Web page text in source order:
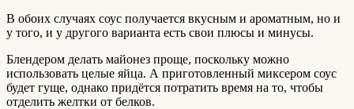
В обоих случаях соус получается вкусным и ароматным, но и
у того, и у другого варианта есть свои плюсы и минусы.
Блендером делать майонез проще, поскольку можно
использовать целые яйца. А приготовленный миксером соус
будет гуще, однако придётся потратить время на то, чтобы
отделить желтки от белков.